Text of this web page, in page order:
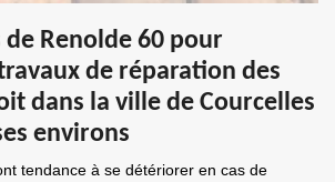
de Renolde 60 pour
de réparation des
dans la ville de Courcelles
environs
tendance à se détériorer en cas de